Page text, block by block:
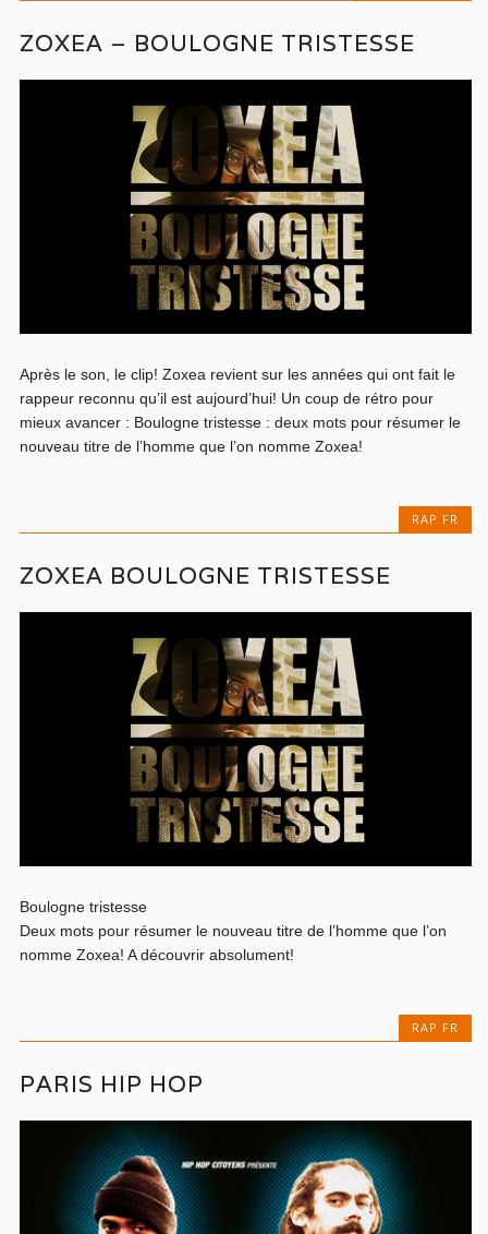
ZOXEA – BOULOGNE TRISTESSE
Après le son, le clip! Zoxea revient sur les années qui ont fait le
rappeur reconnu qu’il est aujourd’hui! Un coup de rétro pour
mieux avancer : Boulogne tristesse : deux mots pour résumer le
nouveau titre de l’homme que l’on nomme Zoxea!
RAP FR
ZOXEA BOULOGNE TRISTESSE
Boulogne tristesse
Deux mots pour résumer le nouveau titre de l’homme que l’on
nomme Zoxea! A découvrir absolument!
RAP FR
PARIS HIP HOP